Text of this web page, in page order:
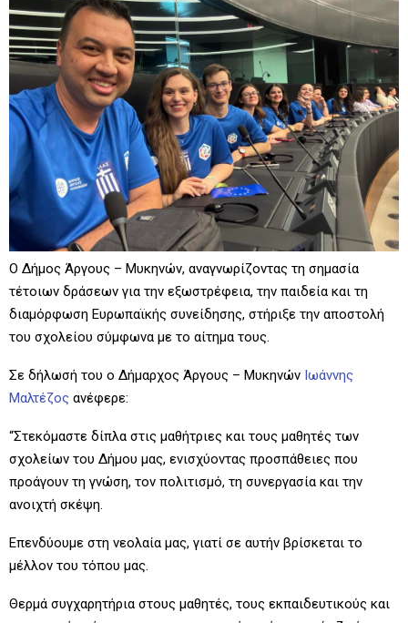
Ο Δήμος Άργους – Μυκηνών, αναγνωρίζοντας τη σημασία
τέτοιων δράσεων για την εξωστρέφεια, την παιδεία και τη
διαμόρφωση Eυρωπαϊκής συνείδησης, στήριξε την αποστολή
του σχολείου σύμφωνα με το αίτημα τους.
Σε δήλωσή του ο Δήμαρχος Άργους – Μυκηνών Ιωάννης
Μαλτέζος ανέφερε:
“Στεκόμαστε δίπλα στις μαθήτριες και τους μαθητές των
σχολείων του Δήμου μας, ενισχύοντας προσπάθειες που
προάγουν τη γνώση, τον πολιτισμό, τη συνεργασία και την
ανοιχτή σκέψη.
Επενδύουμε στη νεολαία μας, γιατί σε αυτήν βρίσκεται το
μέλλον του τόπου μας.
Θερμά συγχαρητήρια στους μαθητές, τους εκπαιδευτικούς και